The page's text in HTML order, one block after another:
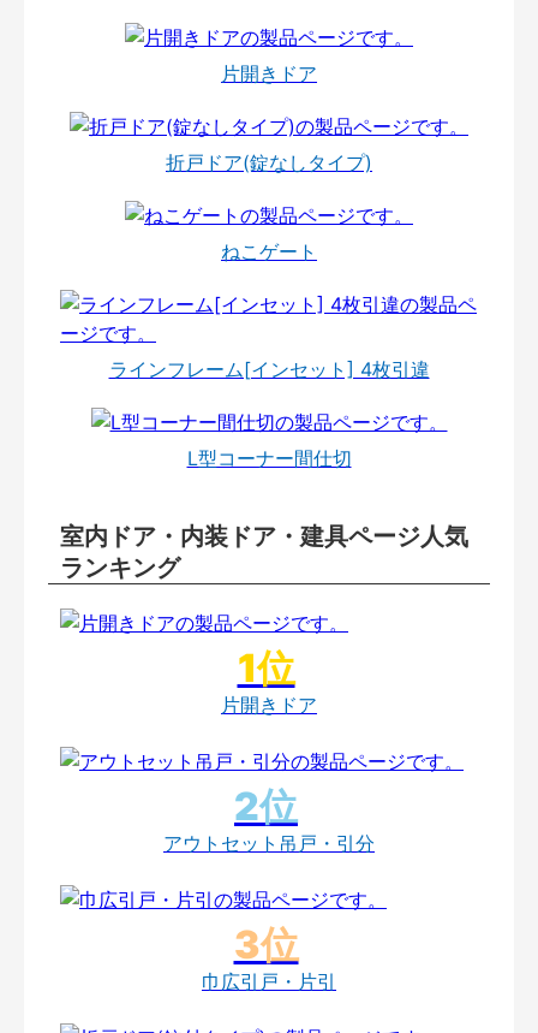
片開きドア
折戸ドア(錠なしタイプ)
ねこゲート
ラインフレーム[インセット] 4枚引違
L型コーナー間仕切
室内ドア・内装ドア・建具ページ人気
ランキング
片開きドア
アウトセット吊戸・引分
巾広引戸・片引